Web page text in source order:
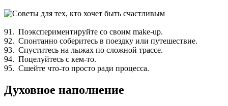
91. Поэкспериментируйте со своим make-up.
92. Спонтанно соберитесь в поездку или путешествие.
93. Спуститесь на лыжах по сложной трассе.
94. Поцелуйтесь с кем-то.
95. Сшейте что-то просто ради процесса.
Духовное наполнение